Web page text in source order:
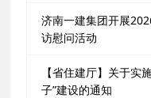
济南一建集团开展
访慰问活动
【省住建厅】关于实
子”建设的通知